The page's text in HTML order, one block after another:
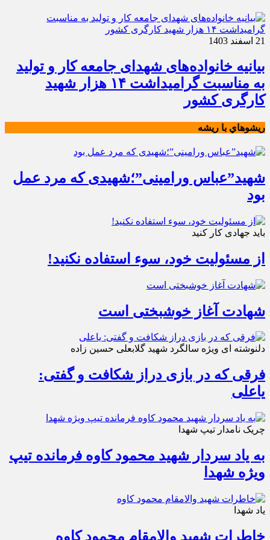
21 اسفند 1403
بیانیه خانواده‌های شهدای جامعه کار و تولید
به مناسبت گرامیداشت ۱۴ هزار شهید
کارگری کشور
ريشوهاي با ريشه
شهید”عباس ورامینی”؛شهیدی که مرد عمل
بود
باید جهادی کار کنید
از مسئولیت خود، سوء استفاده نکنید!
شهادت آغاز خوشبختی است
دلنوشته ای ویژه سالگرد شهید گلابعلی حسین زاده
فرقی که در بازی دراز شکافت و گفتی:
یاعلی
چریک نامدار تیپ شهدا
به یاد سردار شهید محمود کاوه فرمانده تیپ
ویژه شهدا
یاد شهدا
خاطرات شهید والامقام محمود کاوه‌